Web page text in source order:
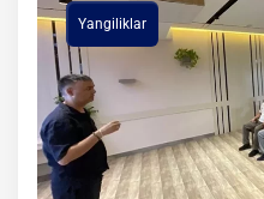
Yangiliklar